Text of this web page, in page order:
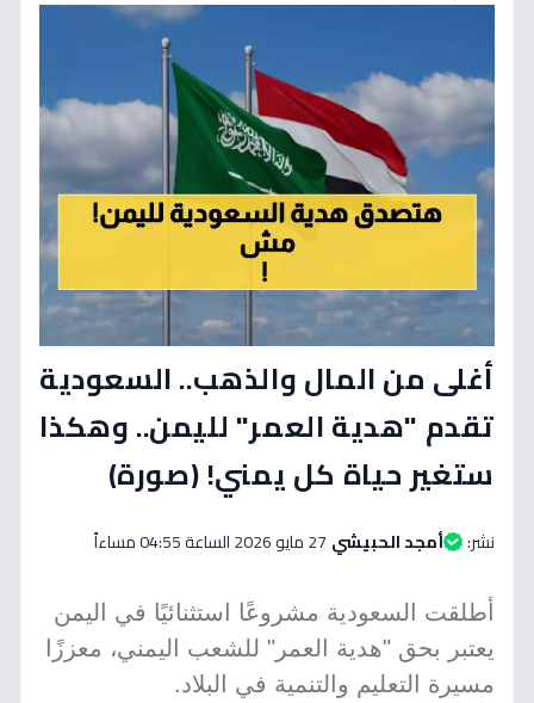
أغلى من المال والذهب.. السعودية
تقدم "هدية العمر" لليمن.. وهكذا
ستغير حياة كل يمني! (صورة)
نشر: أمجد الحبيشي 27 مايو 2026 الساعة 04:55 مساءاً
أطلقت السعودية مشروعًا استثنائيًا في اليمن
يعتبر بحق "هدية العمر" للشعب اليمني، معززًا
مسيرة التعليم والتنمية في البلاد.